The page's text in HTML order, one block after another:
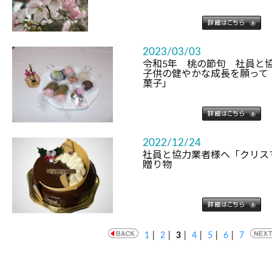
2023/03/03
令和5年 桃の節句 社員と
子供の健やかな成長を願っ
菓子」
2022/12/24
社員と協力業者様へ「クリス
贈り物
1 2 3 4 5 6 7